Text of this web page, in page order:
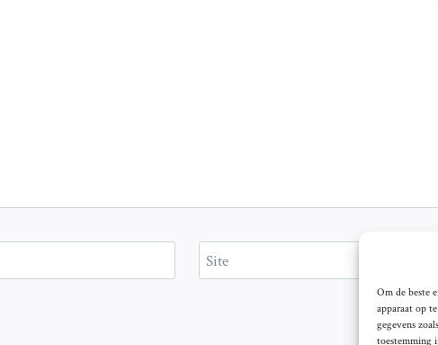
Om de beste
apparaat op
gegevens
toestemming
Site